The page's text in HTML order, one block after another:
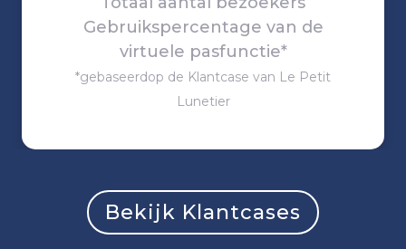
Gebruikspercentage van de
virtuele pasfunctie*
*gebaseerdop de Klantcase van Le Petit
Lunetier
Bekijk Klantcases